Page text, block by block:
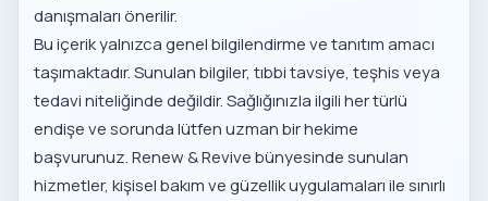
danışmaları önerilir.
Bu içerik yalnızca genel bilgilendirme ve tanıtım amacı
taşımaktadır. Sunulan bilgiler, tıbbi tavsiye, teşhis veya
tedavi niteliğinde değildir. Sağlığınızla ilgili her türlü
endişe ve sorunda lütfen uzman bir hekime
başvurunuz. Renew & Revive bünyesinde sunulan
hizmetler, kişisel bakım ve güzellik uygulamaları ile sınırlı